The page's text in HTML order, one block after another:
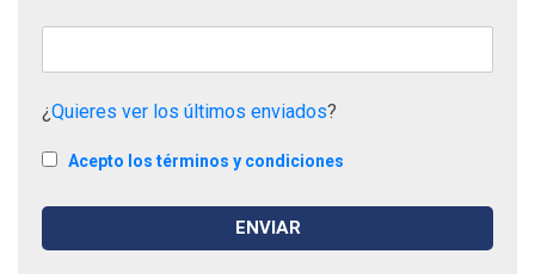
¿Quieres ver los últimos enviados?
Acepto los términos y condiciones